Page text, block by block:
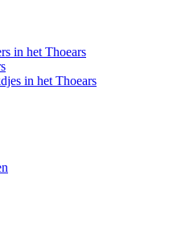
in het Thoears
in het Thoears